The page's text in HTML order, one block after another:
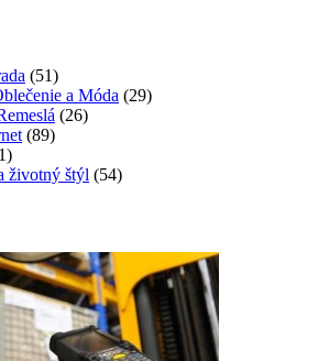
(51)
a Móda (29)
(26)
(89)
životný štýl (54)